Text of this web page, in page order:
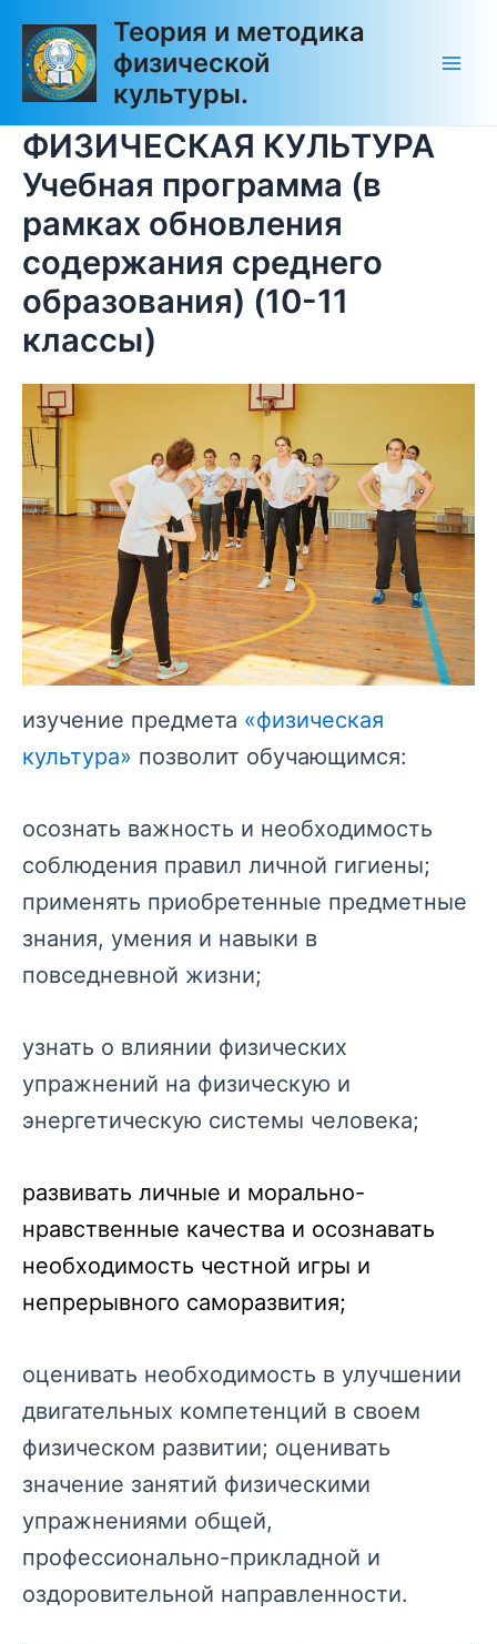
содержимому
Теория и методика
физической
культуры.
ФИЗИЧЕСКАЯ КУЛЬТУРА
Учебная программа (в
рамках обновления
содержания среднего
образования) (10-11
классы)
изучение предмета «физическая
культура» позволит обучающимся:
осознать важность и необходимость
соблюдения правил личной гигиены;
применять приобретенные предметные
знания, умения и навыки в
повседневной жизни;
узнать о влиянии физических
упражнений на физическую и
энергетическую системы человека;
развивать личные и морально-
нравственные качества и осознавать
необходимость честной игры и
непрерывного саморазвития;
оценивать необходимость в улучшении
двигательных компетенций в своем
физическом развитии; оценивать
значение занятий физическими
упражнениями общей,
профессионально-прикладной и
оздоровительной направленности.